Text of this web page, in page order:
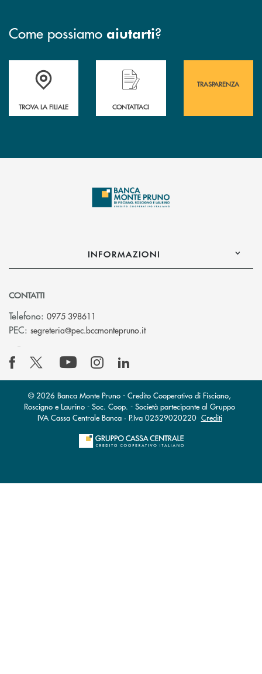
Come possiamo aiutarti?
Accedi all' elenco completo&nbsp; delle&nbsp; filiali&nbsp; di Banca
TROVA LA FILIALE
Hai bisogno di assistenza immediata?
CONTATTACI
TRASPARENZA
INFORMAZIONI
CONTATTI
Telefono: 0975 398611
PEC: segreteria@pec.bccmontepruno.it(si apre l’app di posta
© 2026 Banca Monte Pruno - Credito Cooperativo di Fisciano,
Roscigno e Laurino - Soc. Coop. - Società partecipante al Gruppo
IVA Cassa Centrale Banca · P.Iva 02529020220 Crediti